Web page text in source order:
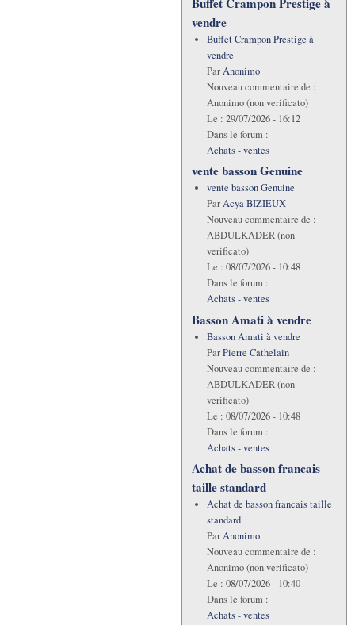
vendre
Buffet Crampon Prestige à
vendre
ParAnonimo
Nouveau commentaire de :
Anonimo (non verificato)
Le : 29/07/2026 - 16:12
Dans le forum :
Achats - ventes
vente basson Genuine
vente basson Genuine
ParAcya BIZIEUX
Nouveau commentaire de :
ABDULKADER (non
verificato)
Le : 08/07/2026 - 10:48
Dans le forum :
Achats - ventes
Basson Amati à vendre
Basson Amati à vendre
ParPierre Cathelain
Nouveau commentaire de :
ABDULKADER (non
verificato)
Le : 08/07/2026 - 10:48
Dans le forum :
Achats - ventes
Achat de basson francais
taille standard
Achat de basson francais taille
standard
ParAnonimo
Nouveau commentaire de :
Anonimo (non verificato)
Le : 08/07/2026 - 10:40
Dans le forum :
Achats - ventes